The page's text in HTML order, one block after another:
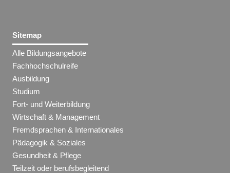
Sitemap
Alle Bildungsangebote
Fachhochschulreife
Ausbildung
Studium
Fort- und Weiterbildung
Wirtschaft & Management
Fremdsprachen & Internationales
Pädagogik & Soziales
Gesundheit & Pflege
Teilzeit oder berufsbegleitend